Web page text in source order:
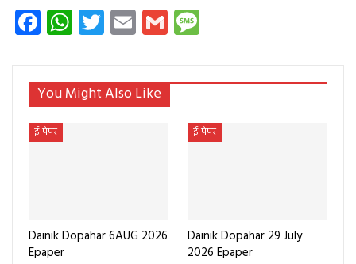
Facebook
WhatsApp
Twitter
EmailGmail
You Might Also Like
ई-पेपर
Dainik Dopahar 6AUG 2026
Epaper
ई-पेपर
Dainik Dopahar 29 July
2026 Epaper